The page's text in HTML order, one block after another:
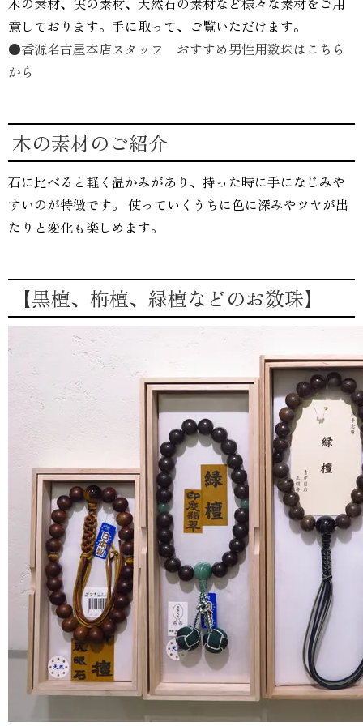
意しております。手に取って、ご覧いただけます。
●香源名古屋本店スタッフ おすすめ男性用数珠はこちら
から
木の素材のご紹介
石に比べると軽く温かみがあり、持った時に手になじみや
すいのが特徴です。 使っていくうちに色に深みやツヤが出
たりと変化も楽しめます。
【黒檀、栴檀、緑檀などのお数珠】